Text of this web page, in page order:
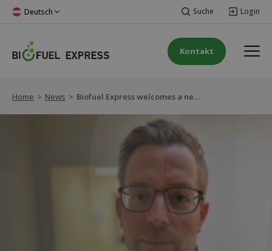
Deutsch Suche Login
Kontakt
Home > News > Biofuel Express welcomes a new Customer Success Manager